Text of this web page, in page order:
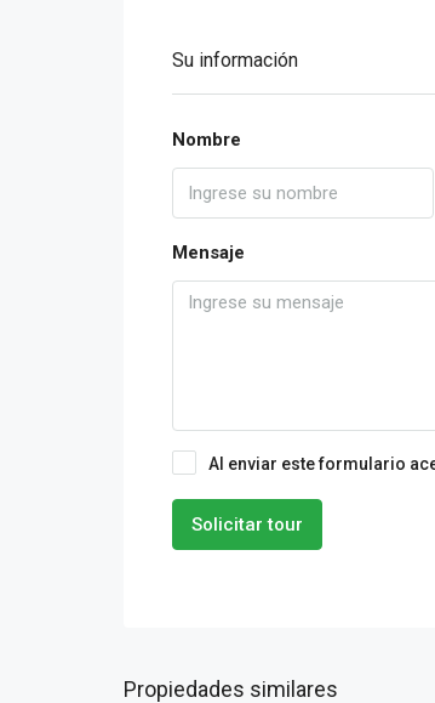
Su información
Nombre
Mensaje
Al enviar este formulario
Solicitar tour
Propiedades similares